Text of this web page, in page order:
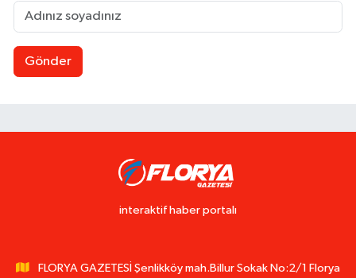
Gönder
interaktif haber portalı
FLORYA GAZETESİ Şenlikköy mah.Billur Sokak No:2/1 Florya